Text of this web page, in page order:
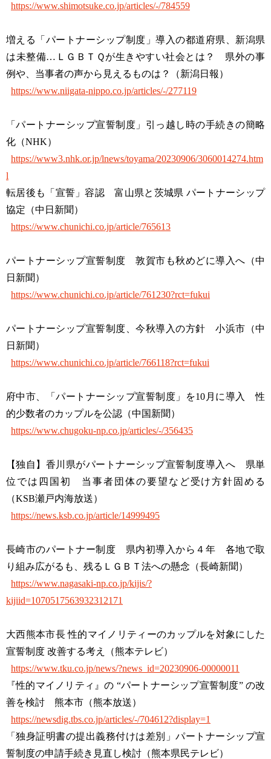
https://www.shimotsuke.co.jp/articles/-/784559
増える「パートナーシップ制度」導入の都道府県、新潟県
は未整備…ＬＧＢＴＱが生きやすい社会とは？ 県外の事
例や、当事者の声から見えるものは？（新潟日報）
https://www.niigata-nippo.co.jp/articles/-/277119
「パートナーシップ宣誓制度」引っ越し時の手続きの簡略
化（NHK）
https://www3.nhk.or.jp/lnews/toyama/20230906/3060014274.htm
l
転居後も「宣誓」容認 富山県と茨城県 パートナーシップ
協定（中日新聞）
https://www.chunichi.co.jp/article/765613
パートナーシップ宣誓制度 敦賀市も秋めどに導入へ（中
日新聞）
https://www.chunichi.co.jp/article/761230?rct=fukui
パートナーシップ宣誓制度、今秋導入の方針 小浜市（中
日新聞）
https://www.chunichi.co.jp/article/766118?rct=fukui
府中市、「パートナーシップ宣誓制度」を10月に導入 性
的少数者のカップルを公認（中国新聞）
https://www.chugoku-np.co.jp/articles/-/356435
【独自】香川県がパートナーシップ宣誓制度導入へ 県単
位では四国初 当事者団体の要望など受け方針固める
（KSB瀬戸内海放送）
https://news.ksb.co.jp/article/14999495
長崎市のパートナー制度 県内初導入から４年 各地で取
り組み広がるも、残るＬＧＢＴ法への懸念（長崎新聞）
https://www.nagasaki-np.co.jp/kijis/?
kijiid=1070517563932312171
大西熊本市長 性的マイノリティーのカップルを対象にした
宣誓制度 改善する考え（熊本テレビ）
https://www.tku.co.jp/news/?news_id=20230906-00000011
『性的マイノリティ』の “パートナーシップ宣誓制度” の改
善を検討 熊本市（熊本放送）
https://newsdig.tbs.co.jp/articles/-/704612?display=1
「独身証明書の提出義務付けは差別」パートナーシップ宣
誓制度の申請手続き見直し検討（熊本県民テレビ）